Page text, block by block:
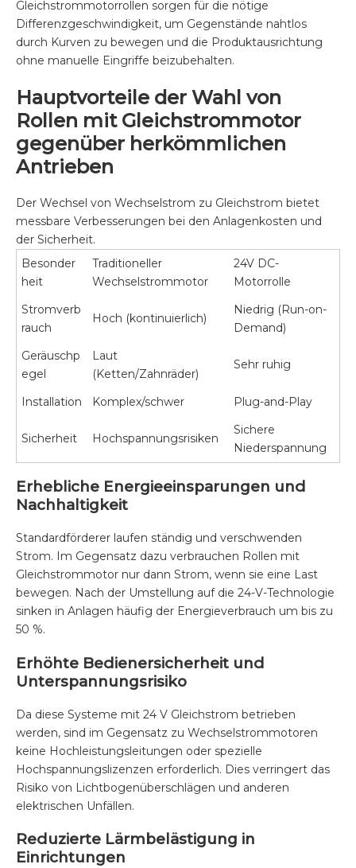
Gleichstrommotorrollen sorgen für die nötige
Differenzgeschwindigkeit, um Gegenstände nahtlos
durch Kurven zu bewegen und die Produktausrichtung
ohne manuelle Eingriffe beizubehalten.
Hauptvorteile der Wahl von
Rollen mit Gleichstrommotor
gegenüber herkömmlichen
Antrieben
Der Wechsel von Wechselstrom zu Gleichstrom bietet
messbare Verbesserungen bei den Anlagenkosten und
der Sicherheit.
Besonder
heit
Traditioneller
Wechselstrommotor
24V DC-
Motorrolle
Stromverb
rauch
Hoch (kontinuierlich)
Niedrig (Run-on-
Demand)
Geräuschp
egel
Laut
(Ketten/Zahnräder)
Sehr ruhig
Installation Komplex/schwer Plug-and-Play
Sicherheit Hochspannungsrisiken
Sichere
Niederspannung
Erhebliche Energieeinsparungen und
Nachhaltigkeit
Standardförderer laufen ständig und verschwenden
Strom. Im Gegensatz dazu verbrauchen Rollen mit
Gleichstrommotor nur dann Strom, wenn sie eine Last
bewegen. Nach der Umstellung auf die 24-V-Technologie
sinken in Anlagen häufig der Energieverbrauch um bis zu
50 %.
Erhöhte Bedienersicherheit und
Unterspannungsrisiko
Da diese Systeme mit 24 V Gleichstrom betrieben
werden, sind im Gegensatz zu Wechselstrommotoren
keine Hochleistungsleitungen oder spezielle
Hochspannungslizenzen erforderlich. Dies verringert das
Risiko von Lichtbogenüberschlägen und anderen
elektrischen Unfällen.
Reduzierte Lärmbelästigung in
Einrichtungen